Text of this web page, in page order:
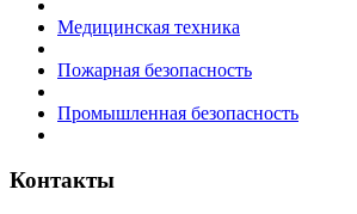
Медицинская техника
Пожарная безопасность
Промышленная безопасность
Контакты